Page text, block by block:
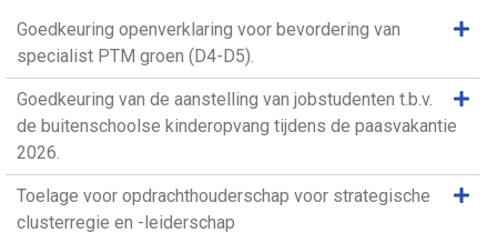
Goedkeuring openverklaring voor bevordering van
specialist PTM groen (D4-D5).
Goedkeuring van de aanstelling van jobstudenten t.b.v.
de buitenschoolse kinderopvang tijdens de paasvakantie
2026.
Toelage voor opdrachthouderschap voor strategische
clusterregie en -leiderschap